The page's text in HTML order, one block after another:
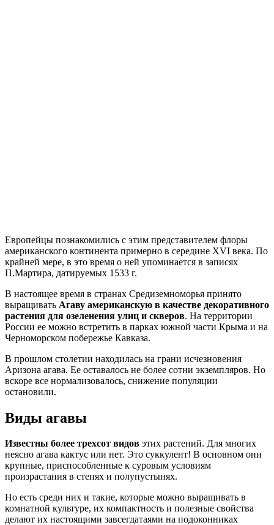
Европейцы познакомились с этим представителем флоры
американского континента примерно в середине XVI века. По
крайней мере, в это время о ней упоминается в записях
П.Мартира, датируемых 1533 г.
В настоящее время в странах Средиземноморья принято
выращивать Агаву американскую в качестве декоративного
растения для озеленения улиц и скверов. На территории
России ее можно встретить в парках южной части Крыма и на
Черноморском побережье Кавказа.
В прошлом столетии находилась на грани исчезновения
Аризона агава. Ее оставалось не более сотни экземпляров. Но
вскоре все нормализовалось, снижение популяции
остановили.
Виды агавы
Известны более трехсот видов этих растений. Для многих
неясно агава кактус или нет. Это суккулент! В основном они
крупные, приспособленные к суровым условиям
произрастания в степях и полупустынях.
Но есть среди них и такие, которые можно выращивать в
комнатной культуре, их компактность и полезные свойства
делают их настоящими завсегдатаями на подоконниках